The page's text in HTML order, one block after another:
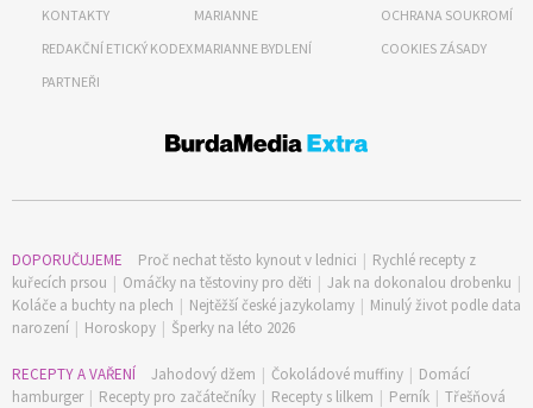
KONTAKTY
REDAKČNÍ ETICKÝ KODEX
PARTNEŘI
MARIANNE
MARIANNE BYDLENÍ
OCHRANA SOUKROMÍ
COOKIES ZÁSADY
DOPORUČUJEME Proč nechat těsto kynout v lednici | Rychlé recepty z
kuřecích prsou | Omáčky na těstoviny pro děti | Jak na dokonalou drobenku |
Koláče a buchty na plech | Nejtěžší české jazykolamy | Minulý život podle data
narození | Horoskopy | Šperky na léto 2026
RECEPTY A VAŘENÍ Jahodový džem | Čokoládové muffiny | Domácí
hamburger | Recepty pro začátečníky | Recepty s lilkem | Perník | Třešňová